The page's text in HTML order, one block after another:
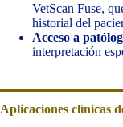
VetScan Fuse,
historial del
Acceso a
interpretación
Aplicaciones clínicas